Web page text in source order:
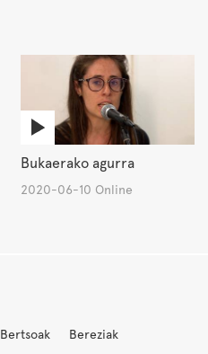
Bukaerako agurra
2020-06-10 Online
Bertsoak
Bereziak